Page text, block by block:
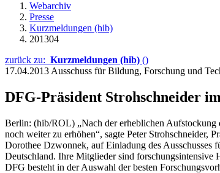
Webarchiv
Presse
Kurzmeldungen (hib)
201304
zurück zu: Kurzmeldungen (hib) ()
17.04.2013 Ausschuss für Bildung, Forschung und
DFG-Präsident Strohschneider
Berlin: (hib/ROL) „Nach der erheblichen Aufstockung
noch weiter zu erhöhen“, sagte Peter Strohschneider,
Dorothee Dzwonnek, auf Einladung des Ausschusses
Deutschland. Ihre Mitglieder sind forschungsintensive
DFG besteht in der Auswahl der besten